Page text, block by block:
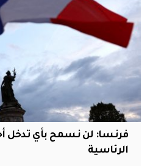
فرنسا: لن نسمح بأي تدخل
الرئاسية